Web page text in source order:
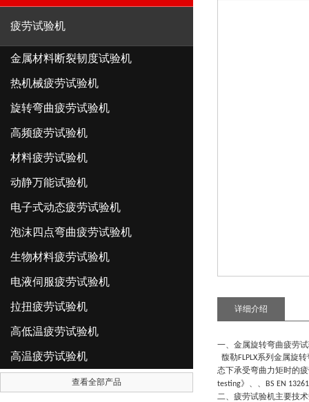
疲劳试验机
金属材料断裂韧度试验机
热机械疲劳试验机
旋转弯曲疲劳试验机
高频疲劳试验机
材料疲劳试验机
动静万能试验机
电子式动态疲劳试验机
泡沫四点弯曲疲劳试验机
生物材料疲劳试验机
电液伺服疲劳试验机
拉扭疲劳试验机
高低温疲劳试验机
高温疲劳试验机
查看全部产品
详细介绍
一、 金属旋转弯曲疲劳
馥勒 FLPLX系列 金属旋转
态下承受弯曲力矩时的
testing》、、 BS EN
二、疲劳试验机主要技